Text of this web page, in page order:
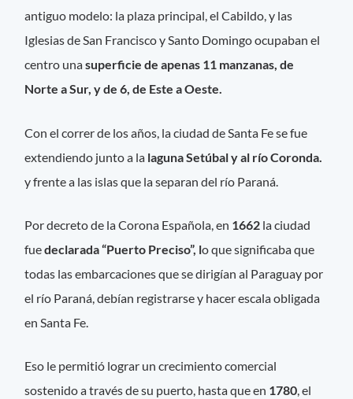
antiguo modelo: la plaza principal, el Cabildo, y las
Iglesias de San Francisco y Santo Domingo ocupaban el
centro unasuperficie de apenas 11 manzanas, de
Norte a Sur, y de 6, de Este a Oeste.
Con el correr de los años, la ciudad de Santa Fe se fue
extendiendo junto a la laguna Setúbal y al río Coronda.
y frente a las islas que la separan del río Paraná.
Por decreto de la Corona Española, en 1662 la ciudad
fuedeclarada “Puerto Preciso”, lo que significaba que
todas las embarcaciones que se dirigían al Paraguay por
el río Paraná, debían registrarse y hacer escala obligada
en Santa Fe.
Eso le permitió lograr un crecimiento comercial
sostenido a través de su puerto, hasta que en 1780, el